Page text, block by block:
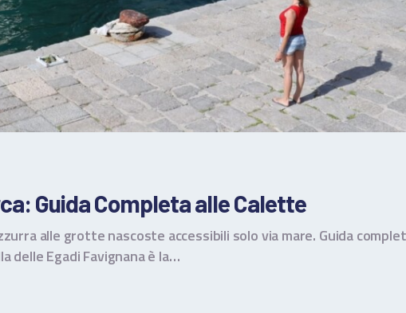
Guida Completa alle Calette
alle grotte nascoste accessibili solo via mare. Guida
delle Egadi Favignana è la…